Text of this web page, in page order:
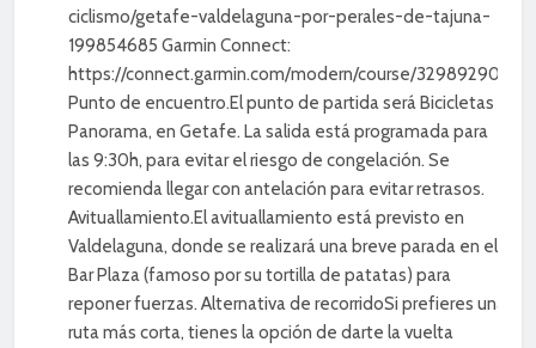
ciclismo/getafe-valdelaguna-por-perales-de-tajuna-
199854685 Garmin Connect:
https://connect.garmin.com/modern/course/329892901
Punto de encuentro.El punto de partida será Bicicletas
Panorama, en Getafe. La salida está programada para
las 9:30h, para evitar el riesgo de congelación. Se
recomienda llegar con antelación para evitar retrasos.
Avituallamiento.El avituallamiento está previsto en
Valdelaguna, donde se realizará una breve parada en el
Bar Plaza (famoso por su tortilla de patatas) para
reponer fuerzas. Alternativa de recorridoSi prefieres una
ruta más corta, tienes la opción de darte la vuelta